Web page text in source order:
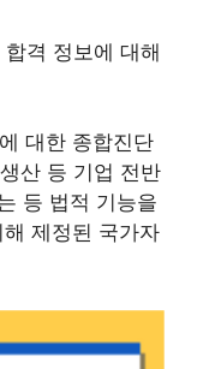
격 정보에 대해
대한 종합진단
산 등 기업 전반
등 법적 기능을
제정된 국가자